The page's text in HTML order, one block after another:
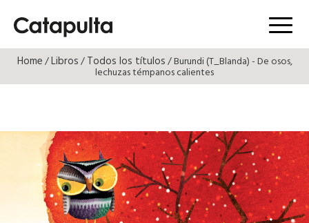
Menú
Home/Libros/Todos los títulos/ Burundi (T_Blanda) - De osos,
lechuzas témpanos calientes